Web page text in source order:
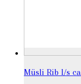
Müsli Rib l/s